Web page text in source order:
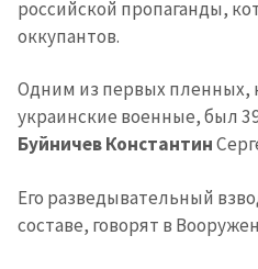
российской пропаганды,
оккупантов.
Одним из первых пленных,
украинские военные, был
Буйничев Константин
Его разведывательный
составе, говорят в